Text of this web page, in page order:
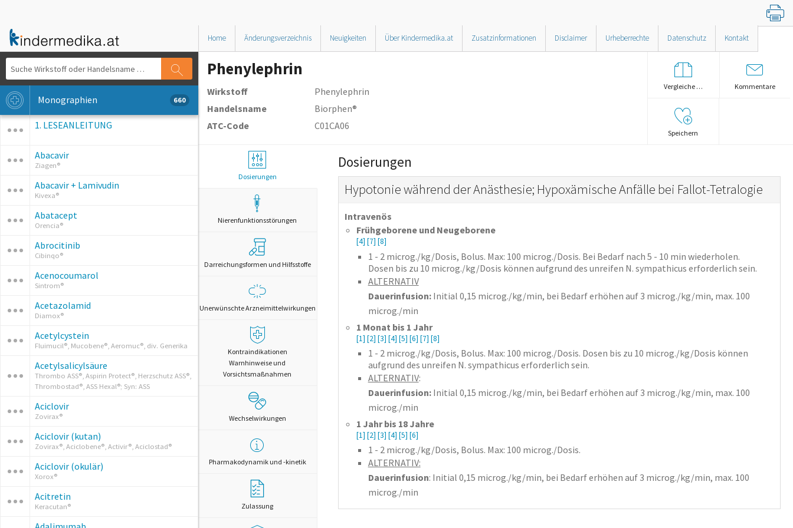
Home Änderungsverzeichnis Neuigkeiten Über Kindermedika.at Zusatzinformationen Disclaimer Urheberrechte Datenschutz Kontakt
Monographien 660
1. LESEANLEITUNG
Abacavir
Ziagen®
Abacavir + Lamivudin
Kivexa®
Abatacept
Orencia®
Abrocitinib
Cibinqo®
Acenocoumarol
Sintrom®
Acetazolamid
Diamox®
Acetylcystein
Fluimucil®, Mucobene®, Aeromuc®, div. Generika
Acetylsalicylsäure
Thrombo ASS®, Aspirin Protect®, Herzschutz ASS®,
Thrombostad®, ASS Hexal®; Syn: ASS
Aciclovir
Zovirax®
Aciclovir (kutan)
Zovirax®, Aciclobene®, Activir®, Aciclostad®
Aciclovir (okulär)
Xorox®
Acitretin
Keracutan®
Phenylephrin
Wirkstoff
Phenylephrin
Handelsname
Biorphen®
ATC-Code
C01CA06
Vergleiche … Kommentare
Speichern
Dosierungen
Nierenfunktionsstörungen
Darreichungsformen und Hilfsstoffe
Unerwünschte Arzneimittelwirkungen
Kontraindikationen
Warnhinweise und
Vorsichtsmaßnahmen
Wechselwirkungen
Pharmakodynamik und -kinetik
Zulassung
Dosierungen
Hypotonie während der Anästhesie; Hypoxämische Anfälle bei Fallot-Tetralogie
Intravenös
Frühgeborene und Neugeborene
[4] [7] [8]
1 - 2 microg./kg/Dosis, Bolus. Max: 100 microg./Dosis. Bei Bedarf nach 5 - 10 min wiederholen.
Dosen bis zu 10 microg./kg/Dosis können aufgrund des unreifen N. sympathicus erforderlich sein.
ALTERNATIV
Dauerinfusion:Initial 0,15 microg./kg/min, bei Bedarf erhöhen auf 3 microg./kg/min, max. 100
microg./min
1 Monat bis 1 Jahr
[1] [2] [3] [4] [5] [6] [7] [8]
1 - 2 microg./kg/Dosis, Bolus. Max: 100 microg./Dosis. Dosen bis zu 10 microg./kg/Dosis können
aufgrund des unreifen N. sympathicus erforderlich sein.
ALTERNATIV:
Dauerinfusion: Initial 0,15 microg./kg/min, bei Bedarf erhöhen auf 3 microg./kg/min, max. 100
microg./min
1 Jahr bis 18 Jahre
[1] [2] [3] [4] [5] [6]
1 - 2 microg./kg/Dosis, Bolus. Max: 100 microg./Dosis.
ALTERNATIV:
Dauerinfusion: Initial 0,15 microg./kg/min, bei Bedarf erhöhen auf 3 microg./kg/min, max. 100
microg./min